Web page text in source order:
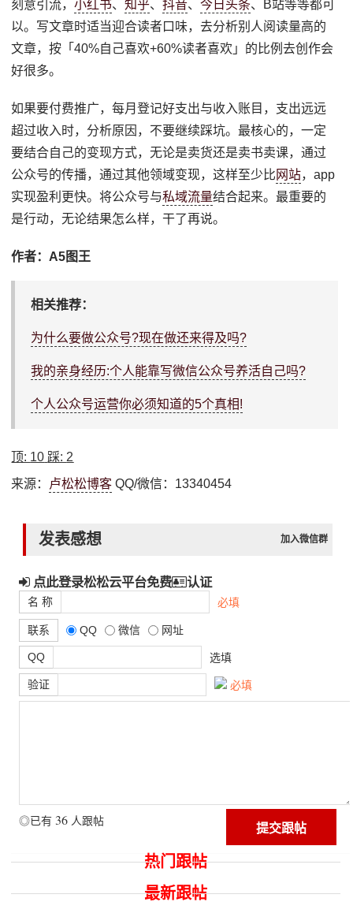
刻意引流，小红书、知乎、抖音、今日头条、B站等等都可
以。写文章时适当迎合读者口味，去分析别人阅读量高的
文章，按「40%自己喜欢+60%读者喜欢」的比例去创作会
好很多。
如果要付费推广，每月登记好支出与收入账目，支出远远
超过收入时，分析原因，不要继续踩坑。最核心的，一定
要结合自己的变现方式，无论是卖货还是卖书卖课，通过
公众号的传播，通过其他领域变现，这样至少比 网站，app
实现盈利更快。将公众号与私域流量结合起来。最重要的
是行动，无论结果怎么样，干了再说。
作者：A5图王
相关推荐：
为什么要做公众号?现在做还来得及吗?
我的亲身经历:个人能靠写微信公众号养活自己吗?
个人公众号运营你必须知道的5个真相!
顶: 10 踩: 2
来源： 卢松松博客 QQ/微信：13340454
发表感想 加入微信群
点此登录松松云平台免费 认证
名 称 必填
联系 QQ 微信 网址
QQ 选填
验证 必填
◎已有 36 人跟帖
热门跟帖
最新跟帖